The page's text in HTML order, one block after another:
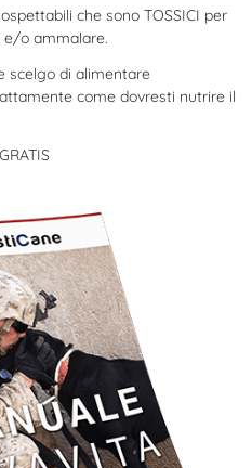
che sono TOSSICI per
e/o ammalare.
scelgo di alimentare
come dovresti nutrire il